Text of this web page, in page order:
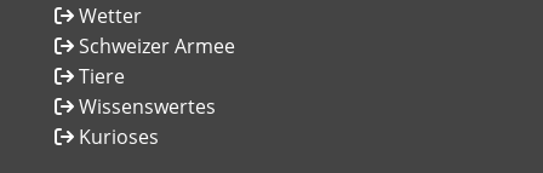
Wetter
Schweizer Armee
Tiere
Wissenswertes
Kurioses